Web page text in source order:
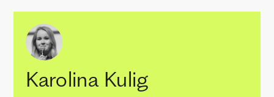
Karolina Kulig